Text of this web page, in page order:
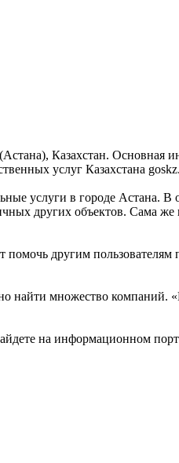
Казахстан. Основная
услуг Казахстана
услуги в городе Астана. В
других объектов. Сама же
другим пользователям
найти множество компаний.
на информационном